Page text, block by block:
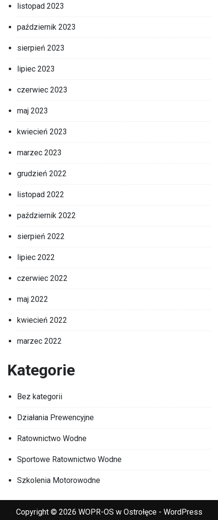
listopad 2023
październik 2023
sierpień 2023
lipiec 2023
czerwiec 2023
maj 2023
kwiecień 2023
marzec 2023
grudzień 2022
listopad 2022
październik 2022
sierpień 2022
lipiec 2022
czerwiec 2022
maj 2022
kwiecień 2022
marzec 2022
Kategorie
Bez kategorii
Działania Prewencyjne
Ratownictwo Wodne
Sportowe Ratownictwo Wodne
Szkolenia Motorowodne
Copyright © 2026 WOPR-OS w Ostrołęce - WordPress